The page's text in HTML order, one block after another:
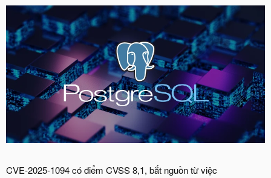
CVE-2025-1094 có điểm CVSS 8,1, bắt nguồn từ việc